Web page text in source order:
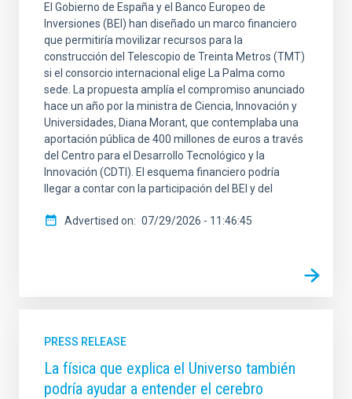
SCOPE
LINES OF RESEARCH
ADVERTISED ON
MIN
SORT BY ORDER
El Gobierno de España y el Banco Europeo de
Inversiones (BEI) han diseñado un marco financiero
que permitiría movilizar recursos para la
construcción del Telescopio de Treinta Metros (TMT)
si el consorcio internacional elige La Palma como
sede. La propuesta amplía el compromiso anunciado
hace un año por la ministra de Ciencia, Innovación y
Universidades, Diana Morant, que contemplaba una
aportación pública de 400 millones de euros a través
del Centro para el Desarrollo Tecnológico y la
Innovación (CDTI). El esquema financiero podría
llegar a contar con la participación del BEI y del
Advertised on 07/29/2026 - 11:46:45
PRESS RELEASE
La física que explica el Universo también
podría ayudar a entender el cerebro